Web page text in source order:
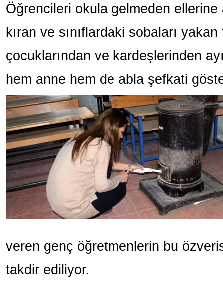
Öğrencileri okula gelmeden ellerine
kıran ve sınıflardaki sobaları
çocuklarından ve kardeşlerinden
hem anne hem de abla şefkati
veren genç öğretmenlerin bu
takdir ediliyor.